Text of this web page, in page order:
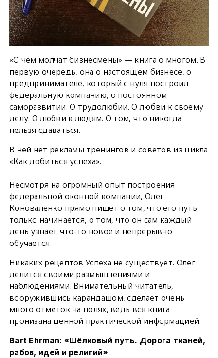
«О чём молчат бизнесмены» — книга о многом. В
первую очередь, она о настоящем бизнесе, о
предпринимателе, который с нуля построил
федеральную компанию, о постоянном
саморазвитии. О трудолюбии. О любви к своему
делу. О любви к людям. О том, что никогда
нельзя сдаваться.
В ней нет рекламы тренингов и советов из цикла
«Как добиться успеха».
Несмотря на огромный опыт построения
федеральной оконной компании, Олег
Коноваленко прямо пишет о том, что его путь
только начинается, о том, что он сам каждый
день узнает что-то новое и непрерывно
обучается.
Никаких рецептов Успеха не существует. Олег
делится своими размышлениями и
наблюдениями. Внимательный читатель,
вооружившись карандашом, сделает очень
много отметок на полях, ведь вся книга
пронизана ценной практической информацией.
Bart Ehrman: «Шёлковый путь. Дорога тканей,
рабов, идей и религий»